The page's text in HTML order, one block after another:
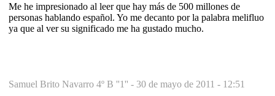
Me he impresionado al leer que hay más de 500 millones de
personas hablando español. Yo me decanto por la palabra melifluo
ya que al ver su significado me ha gustado mucho.
Samuel Brito Navarro 4º B ''1'' - 30 de mayo de 2011 - 12:51